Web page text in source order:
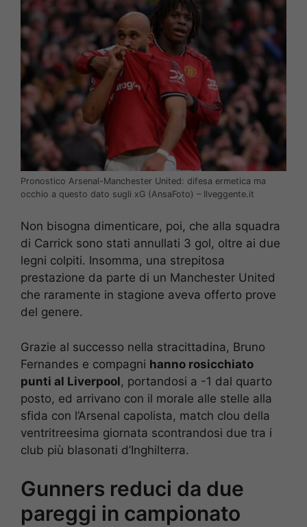
Pronostico Arsenal-Manchester United: difesa ermetica ma
occhio a questo dato sugli xG (AnsaFoto) – Ilveggente.it
Non bisogna dimenticare, poi, che alla squadra
di Carrick sono stati annullati 3 gol, oltre ai due
legni colpiti. Insomma, una strepitosa
prestazione da parte di un Manchester United
che raramente in stagione aveva offerto prove
del genere.
Grazie al successo nella stracittadina, Bruno
Fernandes e compagni hanno rosicchiato
punti al Liverpool, portandosi a -1 dal quarto
posto, ed arrivano con il morale alle stelle alla
sfida con l’Arsenal capolista, match clou della
ventritreesima giornata scontrandosi due tra i
club più blasonati d’Inghilterra.
Gunners reduci da due
pareggi in campionato